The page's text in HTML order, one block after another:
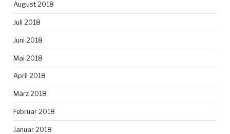
August 2018
Juli 2018
Juni 2018
Mai 2018
April 2018
März 2018
Februar 2018
Januar 2018